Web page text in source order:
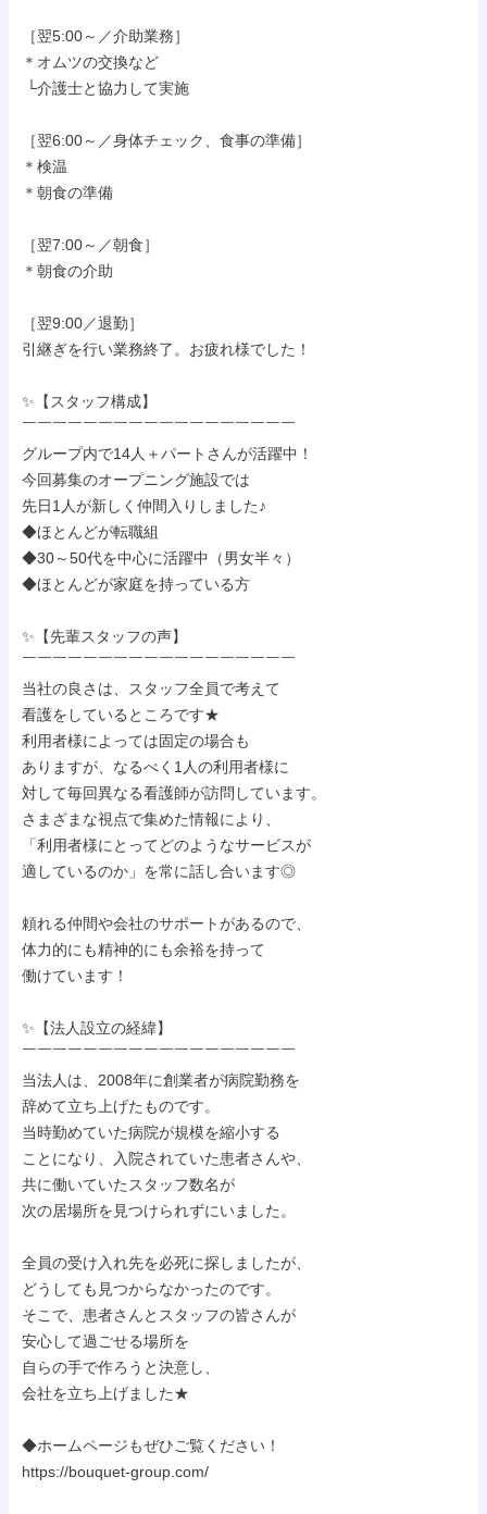
［翌5:00～／介助業務］
＊オムツの交換など
［翌6:00～／身体チェック、食事の準備］
＊検温
＊朝食の準備
［翌7:00～／朝食］
＊朝食の介助
［翌9:00／退勤］
引継ぎを行い業務終了。お疲れ様でした！
✨【スタッフ構成】
￣￣￣￣￣￣￣￣￣￣￣￣￣￣￣￣￣￣
グループ内で14人＋パートさんが活躍中！
今回募集のオープニング施設では
先日1人が新しく仲間入りしました♪
◆ほとんどが転職組
◆30～50代を中心に活躍中（男女半々）
◆ほとんどが家庭を持っている方
✨【先輩スタッフの声】
￣￣￣￣￣￣￣￣￣￣￣￣￣￣￣￣￣￣
当社の良さは、スタッフ全員で考えて
看護をしているところです★
利用者様によっては固定の場合も
ありますが、なるべく1人の利用者様に
対して毎回異なる看護師が訪問しています。
さまざまな視点で集めた情報により、
「利用者様にとってどのようなサービスが
適しているのか」を常に話し合います◎
頼れる仲間や会社のサポートがあるので、
体力的にも精神的にも余裕を持って
働けています！
✨【法人設立の経緯】
￣￣￣￣￣￣￣￣￣￣￣￣￣￣￣￣￣￣
当法人は、2008年に創業者が病院勤務を
辞めて立ち上げたものです。
当時勤めていた病院が規模を縮小する
ことになり、入院されていた患者さんや、
共に働いていたスタッフ数名が
次の居場所を見つけられずにいました。
全員の受け入れ先を必死に探しましたが、
どうしても見つからなかったのです。
そこで、患者さんとスタッフの皆さんが
安心して過ごせる場所を
自らの手で作ろうと決意し、
会社を立ち上げました★
◆ホームページもぜひご覧ください！
https://bouquet-group.com/